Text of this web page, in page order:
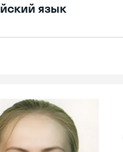
язык